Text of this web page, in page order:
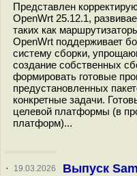
Представлен
OpenWrt 25.12.1,
таких как
OpenWrt поддерживает
систему сборки,
создание собственных
формировать готовые
предустановленных
конкретные задачи.
целевой платформы (в
платформ)...
· 19.03.2026 Выпуск